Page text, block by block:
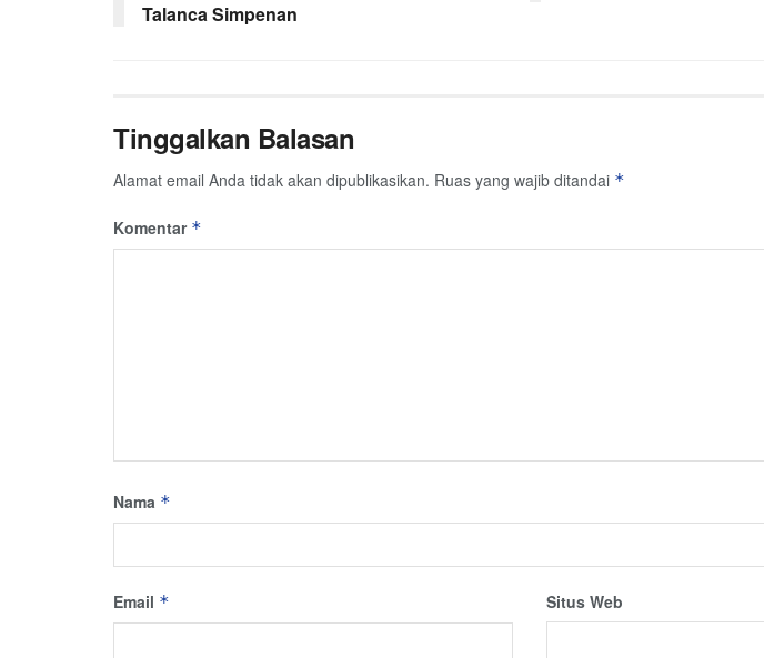
Talanca Simpenan
Tinggalkan Balasan
Alamat email Anda tidak akan dipublikasikan. Ruas yang wajib ditandai *
Komentar *
Nama *
Email * Situs Web